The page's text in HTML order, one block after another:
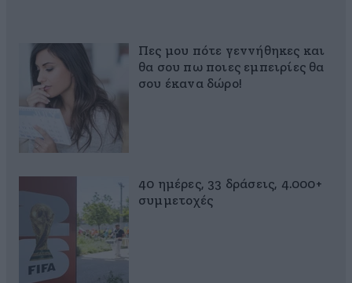
Πες μου πότε γεννήθηκες και
θα σου πω ποιες εμπειρίες θα
σου έκανα δώρο!
40 ημέρες, 33 δράσεις, 4.000+
συμμετοχές